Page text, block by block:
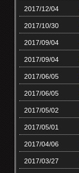
2017/12/04
2017/10/30
2017/09/04
2017/09/04
2017/06/05
2017/06/05
2017/05/02
2017/05/01
2017/04/06
2017/03/27